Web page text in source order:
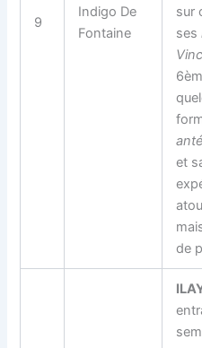
9
Indigo De
Fontaine
sur
ses
et
de